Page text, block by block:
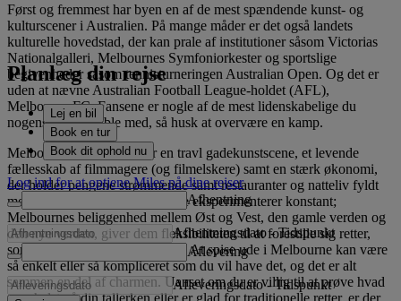
Først og fremmest har byen en af de mest spændende kunst- og
kulturscener i Australien. På mange måder er det også landets
kulturelle hovedstad, der kan prale af institutioner såsom Victorias
Nationalgalleri, Melbournes Symfoniorkester og sportslige
begivenheder såsom tennisturneringen Australian Open. Og det er
uden at nævne Australian Football League-holdet (AFL),
Melbourne FC. Fansene er nogle af de mest lidenskabelige du
nogensinde vil juble med, så husk at overvære en kamp.
Melbourne er hjemsted for en travl gadekunstscene, et levende
fællesskab af filmmagere (og filmelskere) samt en stærk økonomi,
der holder pengene strømmende samt restauranter og natteliv fyldt
med glade kunder. Byens kokke eksperimenterer konstant;
Melbournes beliggenhed mellem Øst og Vest, den gamle verden og
den nye verden, giver dem fleksibiliteten til at forestille sig retter,
som du ikke finder andre steder. At spise ude i Melbourne kan være
så enkelt eller så kompliceret som du vil have det, og det er alt
sammen en del af charmen. Uanset om du er villig til at prøve hvad
som helst på din tallerken eller er glad for traditionelle retter, er der
Planlæg din rejse
Lej en bil
Book en tur
Book dit ophold nu
Log ind for at optjene Miles på dine rejser
Afhentning
Afhentningsdato - Tidspunkt
Aflevering
Afleveringsdato - Tidspunkt